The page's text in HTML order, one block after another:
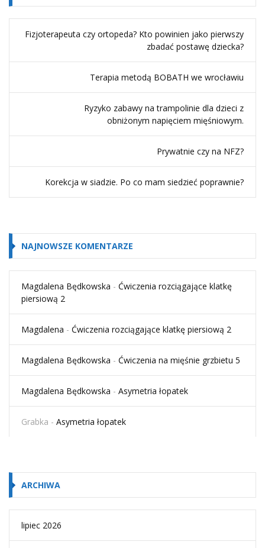
Fizjoterapeuta czy ortopeda? Kto powinien jako pierwszy
zbadać postawę dziecka?
Terapia metodą BOBATH we wrocławiu
Ryzyko zabawy na trampolinie dla dzieci z
obniżonym napięciem mięśniowym.
Prywatnie czy na NFZ?
Korekcja w siadzie. Po co mam siedzieć poprawnie?
NAJNOWSZE KOMENTARZE
Magdalena Będkowska - Ćwiczenia rozciągające klatkę
piersiową 2
Magdalena - Ćwiczenia rozciągające klatkę piersiową 2
Magdalena Będkowska - Ćwiczenia na mięśnie grzbietu 5
Magdalena Będkowska - Asymetria łopatek
Grabka - Asymetria łopatek
ARCHIWA
lipiec 2026